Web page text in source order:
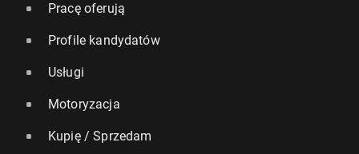
Pracę oferują
Profile kandydatów
Usługi
Motoryzacja
Kupię / Sprzedam